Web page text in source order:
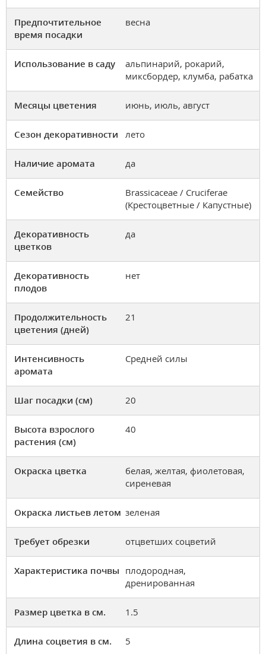
Предпочтительное
время посадки
весна
Использование в саду
альпинарий, рокарий,
миксбордер, клумба, рабатка
Месяцы цветения июнь, июль, август
Сезон декоративности лето
Наличие аромата да
Семейство
Brassicaceae / Cruciferae
(Крестоцветные / Капустные)
Декоративность
цветков
да
Декоративность
плодов
нет
Продолжительность
цветения (дней)
21
Интенсивность
аромата
Средней силы
Шаг посадки (см) 20
Высота взрослого
растения (см)
40
Окраска цветка
белая, желтая, фиолетовая,
сиреневая
Окраска листьев летом зеленая
Требует обрезки отцветших соцветий
Характеристика почвы плодородная,
дренированная
Размер цветка в см. 1.5
Длина соцветия в см. 5